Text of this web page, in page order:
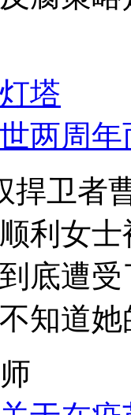
塔
两周年
捍卫者
利女
底遭
知道